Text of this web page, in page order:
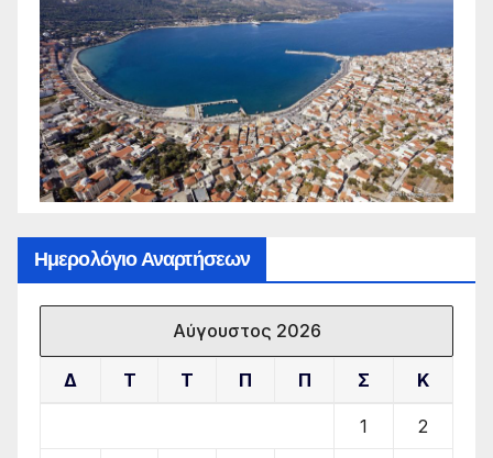
Ημερολόγιο Αναρτήσεων
Αύγουστος 2026
Δ Τ Τ Π Π Σ Κ
1 2